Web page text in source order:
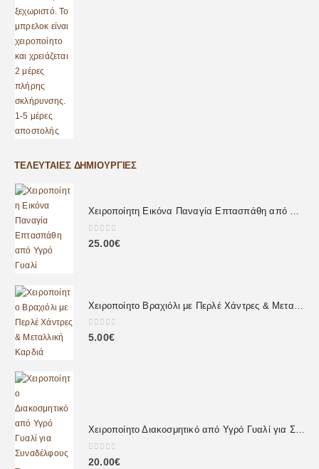
ΤΕΛΕΥΤΑΊΕΣ ΔΗΜΙΟΥΡΓΊΕΣ
Χειροποίητη Εικόνα Παναγία Επτασπάθη από Υγρό Γυαλί
0out of 5
25.00€
0 out of 5
5.00€
Χειροποίητο Διακοσμητικό από Υγρό Γυαλί για Συναδέλφους – Προσωποποιημένο Δώρο με Αφιέρωση
0out of 5
20.00€